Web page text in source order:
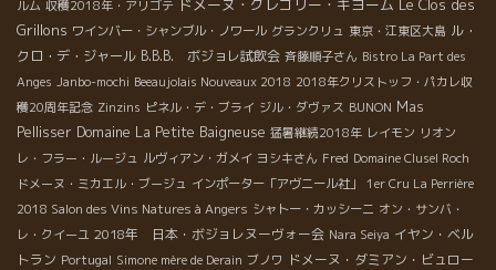
ルム 収穫2018年・アリゴテ ドメーヌ・グレゴリー・ギヨーム Le Clos des
Grillons ワインバー・シャンブル・ノワール グランクリュ 東京・江東区大島 ル・
クロ・デ・ジャール B.B.B. ボジョレ試飲会 斉藤順子さん Bistro La Part des
Anges Janbo-mochi Beeaujolais Nouveaux 2018 2018年クリストッフ・パカレ収
穫20周年記念 Zinzins ピネル・デ・ブライ ジル・ダヴァス BUNON Mas
Pellisser Domaine La Petite Baigneuse 猛暑継続2018年 レイモン リオン
レ・フラー・ルージュ ルヴィアン・ガメイ ヨシキさん Fred Domaine Clusel Roch
ドメーヌ・ミカエル・ブージュ インポーター「アヴニール社」
1er Cru La Perrière
2018 Salon des Vins Natures à Angers シャトー・カッシーニ オン・サンバ・
レ・クイーユ 2018年 日本・ボジョレヌーヴォー会 Nara Seiya イヤン・ベル
トラン Portugal Simone mère de Derain ブノワ ドメーヌ・ダミアン・ビュロー